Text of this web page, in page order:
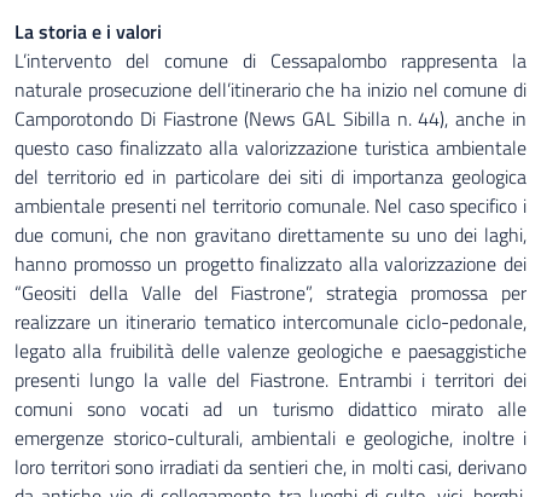
La storia e i valori
L’intervento del comune di Cessapalombo rappresenta la
naturale prosecuzione dell’itinerario che ha inizio nel comune di
Camporotondo Di Fiastrone (News GAL Sibilla n. 44), anche in
questo caso finalizzato alla valorizzazione turistica ambientale
del territorio ed in particolare dei siti di importanza geologica
ambientale presenti nel territorio comunale. Nel caso specifico i
due comuni, che non gravitano direttamente su uno dei laghi,
hanno promosso un progetto finalizzato alla valorizzazione dei
“Geositi della Valle del Fiastrone”, strategia promossa per
realizzare un itinerario tematico intercomunale ciclo-pedonale,
legato alla fruibilità delle valenze geologiche e paesaggistiche
presenti lungo la valle del Fiastrone. Entrambi i territori dei
comuni sono vocati ad un turismo didattico mirato alle
emergenze storico-culturali, ambientali e geologiche, inoltre i
loro territori sono irradiati da sentieri che, in molti casi, derivano